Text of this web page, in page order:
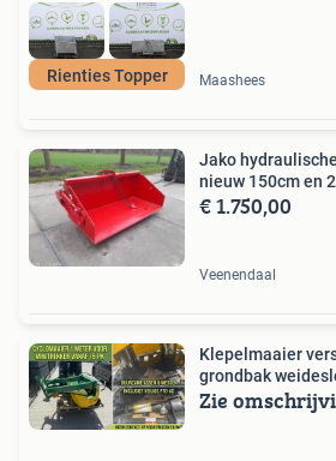
Rienties Topper Maashees
Jako
nieuw 150cm en
€ 1.750,00
Veenendaal
Klepelmaaier
grondbak
Zie